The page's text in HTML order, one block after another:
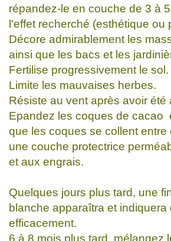
répandez-le en couche de 3 à
l'effet recherché (esthétique ou
Décore admirablement les
ainsi que les bacs et les
Fertilise progressivement le sol.
Limite les mauvaises herbes.
Résiste au vent après avoir été
Epandez les coques de cacao
que les coques se collent entre
une couche protectrice
et aux engrais.
Quelques jours plus tard, une
blanche apparaîtra et indiquera
efficacement.
6 à 8 mois plus tard, mélangez